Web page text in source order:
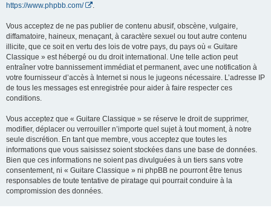
https://www.phpbb.com/
Vous acceptez de ne pas publier de contenu abusif, obscène, vulgaire,
diffamatoire, haineux, menaçant, à caractère sexuel ou tout autre contenu
illicite, que ce soit en vertu des lois de votre pays, du pays où « Guitare
Classique » est hébergé ou du droit international. Une telle action peut
entraîner votre bannissement immédiat et permanent, avec une notification à
votre fournisseur d’accès à Internet si nous le jugeons nécessaire. L’adresse IP
de tous les messages est enregistrée pour aider à faire respecter ces
conditions.
Vous acceptez que « Guitare Classique » se réserve le droit de supprimer,
modifier, déplacer ou verrouiller n’importe quel sujet à tout moment, à notre
seule discrétion. En tant que membre, vous acceptez que toutes les
informations que vous saisissez soient stockées dans une base de données.
Bien que ces informations ne soient pas divulguées à un tiers sans votre
consentement, ni « Guitare Classique » ni phpBB ne pourront être tenus
responsables de toute tentative de piratage qui pourrait conduire à la
compromission des données.